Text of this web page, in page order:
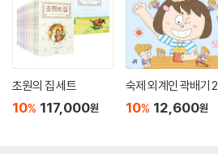
초원의 집 세트
10% 117,000원
숙제 외계인 곽배기 2
10% 12,600원